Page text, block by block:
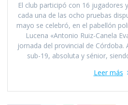
El club participó con 16 jugadores
cada una de las ocho pruebas
mayo se celebró, en el pabellón
Lucena «Antonio Ruiz-Canela
jornada del provincial de Córdoba.
sub-19, absoluta y sénior,
Leer más